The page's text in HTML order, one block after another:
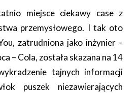
miejsce ciekawy case z
przemysłowego. I tak oto
zatrudniona jako inżynier –
– Cola, została skazana na 14
tajnych informacji
puszek niezawierających